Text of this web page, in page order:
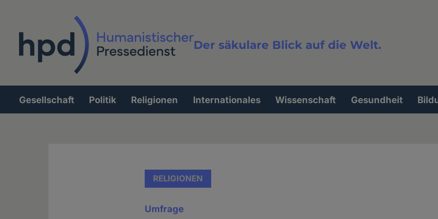
Der säkulare Blick auf die Welt.
Volltextsuche
Hauptnavigation
Gesellschaft Politik Religionen Internationales Wissenschaft Gesundheit
RELIGIONEN
Umfrage